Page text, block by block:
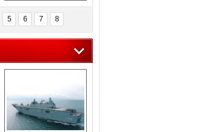
5. Bosphorus Ship
Brokers Dinner,
İstanbul’da yapıldı
5 6 7 8